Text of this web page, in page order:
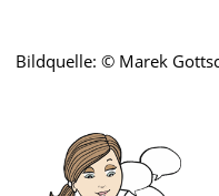
Bildquelle: © Marek